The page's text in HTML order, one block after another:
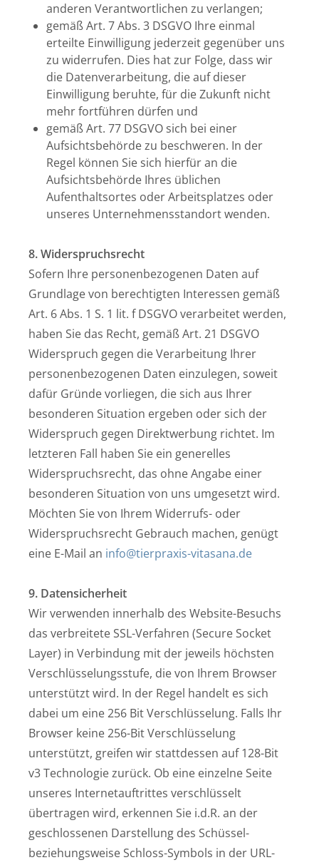
anderen Verantwortlichen zu verlangen;
gemäß Art. 7 Abs. 3 DSGVO Ihre einmal
erteilte Einwilligung jederzeit gegenüber uns
zu widerrufen. Dies hat zur Folge, dass wir
die Datenverarbeitung, die auf dieser
Einwilligung beruhte, für die Zukunft nicht
mehr fortführen dürfen und
gemäß Art. 77 DSGVO sich bei einer
Aufsichtsbehörde zu beschweren. In der
Regel können Sie sich hierfür an die
Aufsichtsbehörde Ihres üblichen
Aufenthaltsortes oder Arbeitsplatzes oder
unseres Unternehmensstandort wenden.
8. Widerspruchsrecht
Sofern Ihre personenbezogenen Daten auf
Grundlage von berechtigten Interessen gemäß
Art. 6 Abs. 1 S. 1 lit. f DSGVO verarbeitet werden,
haben Sie das Recht, gemäß Art. 21 DSGVO
Widerspruch gegen die Verarbeitung Ihrer
personenbezogenen Daten einzulegen, soweit
dafür Gründe vorliegen, die sich aus Ihrer
besonderen Situation ergeben oder sich der
Widerspruch gegen Direktwerbung richtet. Im
letzteren Fall haben Sie ein generelles
Widerspruchsrecht, das ohne Angabe einer
besonderen Situation von uns umgesetzt wird.
Möchten Sie von Ihrem Widerrufs- oder
Widerspruchsrecht Gebrauch machen, genügt
eine E-Mail an info@tierpraxis-vitasana.de
9. Datensicherheit
Wir verwenden innerhalb des Website-Besuchs
das verbreitete SSL-Verfahren (Secure Socket
Layer) in Verbindung mit der jeweils höchsten
Verschlüsselungsstufe, die von Ihrem Browser
unterstützt wird. In der Regel handelt es sich
dabei um eine 256 Bit Verschlüsselung. Falls Ihr
Browser keine 256-Bit Verschlüsselung
unterstützt, greifen wir stattdessen auf 128-Bit
v3 Technologie zurück. Ob eine einzelne Seite
unseres Internetauftrittes verschlüsselt
übertragen wird, erkennen Sie i.d.R. an der
geschlossenen Darstellung des Schüssel-
beziehungsweise Schloss-Symbols in der URL-